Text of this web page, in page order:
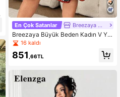
En Çok Satanlar Breezaya CURVE
Breezaya Büyük Beden Kadın V Ya
ka Retro Baskılı Günlük Elbise
16 kaldı
851 ,66TL